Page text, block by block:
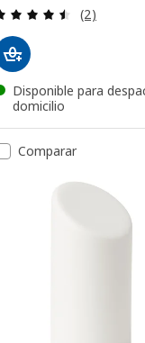
Revisa:
(2)
Disponible para
domicilio
Comparar